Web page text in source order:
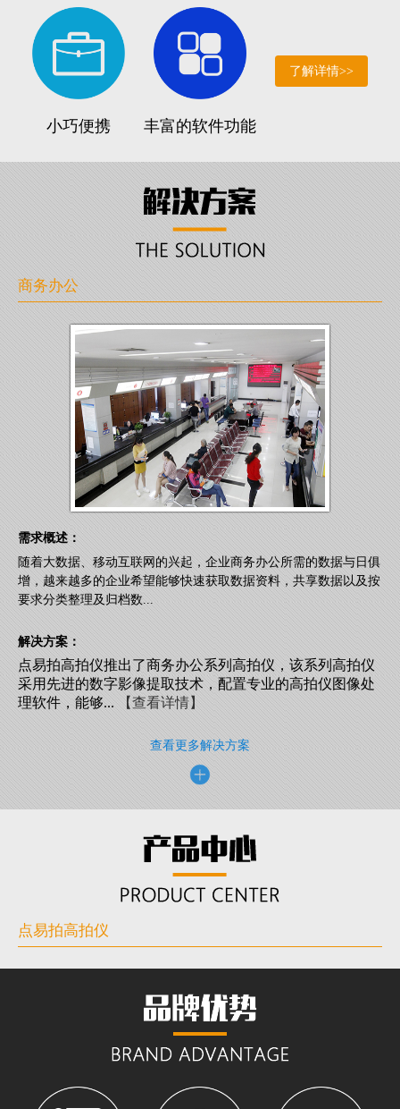
小巧便携 丰富的软件功能
了解详情>>
商务办公
需求概述：
随着大数据、移动互联网的兴起，企业商务办公所需的数据与日俱
增，越来越多的企业希望能够快速获取数据资料，共享数据以及按
要求分类整理及归档数...
解决方案：
点易拍高拍仪推出了商务办公系列高拍仪，该系列高拍仪
采用先进的数字影像提取技术，配置专业的高拍仪图像处
理软件，能够...【查看详情】
查看更多解决方案
点易拍高拍仪